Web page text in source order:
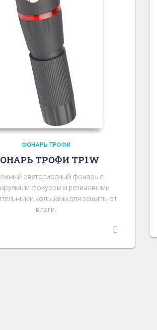
ФОНАРЬ ТРОФИ
ТРОФИ TP1W
светодиодный фонарь с
фокусом и резиновыми
кольцами для защиты от
влаги.